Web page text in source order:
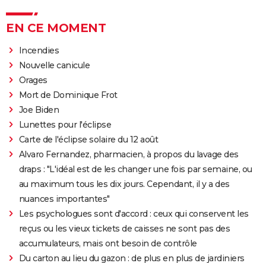
EN CE MOMENT
Incendies
Nouvelle canicule
Orages
Mort de Dominique Frot
Joe Biden
Lunettes pour l'éclipse
Carte de l'éclipse solaire du 12 août
Alvaro Fernandez, pharmacien, à propos du lavage des
draps : "L'idéal est de les changer une fois par semaine, ou
au maximum tous les dix jours. Cependant, il y a des
nuances importantes"
Les psychologues sont d'accord : ceux qui conservent les
reçus ou les vieux tickets de caisses ne sont pas des
accumulateurs, mais ont besoin de contrôle
Du carton au lieu du gazon : de plus en plus de jardiniers